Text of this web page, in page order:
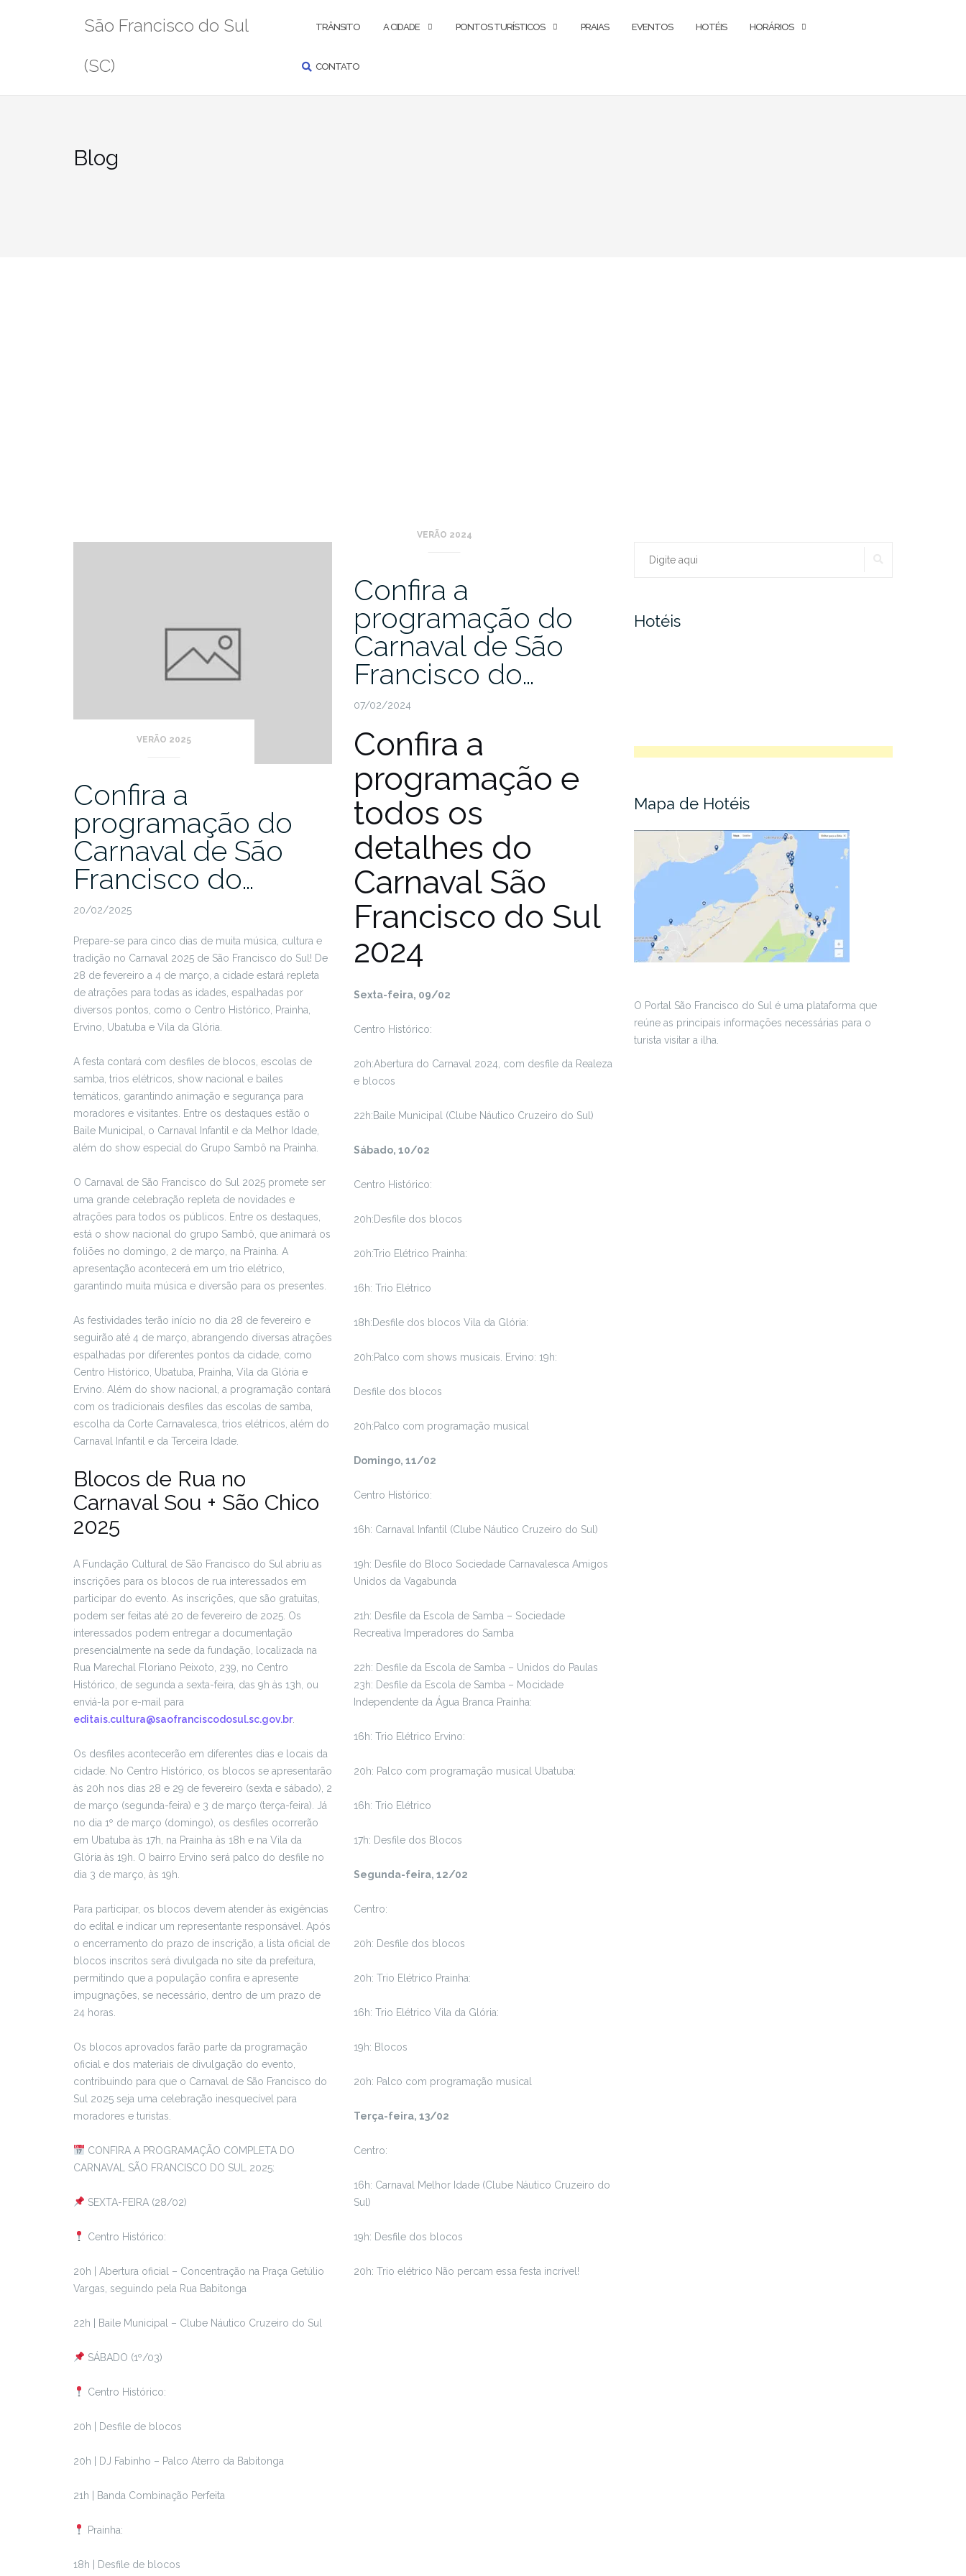
São Francisco do Sul
(SC)
TRÂNSITO A CIDADE PONTOS TURÍSTICOS PRAIAS EVENTOS HOTÉIS HORÁRIOS
CONTATO
Blog
VERÃO 2025
Confira a
programação do
Carnaval de São
Francisco do…
20/02/2025
Prepare-se para cinco dias de muita música, cultura e
tradição no Carnaval 2025 de São Francisco do Sul! De
28 de fevereiro a 4 de março, a cidade estará repleta
de atrações para todas as idades, espalhadas por
diversos pontos, como o Centro Histórico, Prainha,
Ervino, Ubatuba e Vila da Glória.
A festa contará com desfiles de blocos, escolas de
samba, trios elétricos, show nacional e bailes
temáticos, garantindo animação e segurança para
moradores e visitantes. Entre os destaques estão o
Baile Municipal, o Carnaval Infantil e da Melhor Idade,
além do show especial do Grupo Sambô na Prainha.
O Carnaval de São Francisco do Sul 2025 promete ser
uma grande celebração repleta de novidades e
atrações para todos os públicos. Entre os destaques,
está o show nacional do grupo Sambô, que animará os
foliões no domingo, 2 de março, na Prainha. A
apresentação acontecerá em um trio elétrico,
garantindo muita música e diversão para os presentes.
As festividades terão início no dia 28 de fevereiro e
seguirão até 4 de março, abrangendo diversas atrações
espalhadas por diferentes pontos da cidade, como
Centro Histórico, Ubatuba, Prainha, Vila da Glória e
Ervino. Além do show nacional, a programação contará
com os tradicionais desfiles das escolas de samba,
escolha da Corte Carnavalesca, trios elétricos, além do
Carnaval Infantil e da Terceira Idade.
Blocos de Rua no
Carnaval Sou + São Chico
2025
A Fundação Cultural de São Francisco do Sul abriu as
inscrições para os blocos de rua interessados em
participar do evento. As inscrições, que são gratuitas,
podem ser feitas até 20 de fevereiro de 2025. Os
interessados podem entregar a documentação
presencialmente na sede da fundação, localizada na
Rua Marechal Floriano Peixoto, 239, no Centro
Histórico, de segunda a sexta-feira, das 9h às 13h, ou
enviá-la por e-mail para
editais.cultura@saofranciscodosul.sc.gov.br.
Os desfiles acontecerão em diferentes dias e locais da
cidade. No Centro Histórico, os blocos se apresentarão
às 20h nos dias 28 e 29 de fevereiro (sexta e sábado), 2
de março (segunda-feira) e 3 de março (terça-feira). Já
no dia 1º de março (domingo), os desfiles ocorrerão
em Ubatuba às 17h, na Prainha às 18h e na Vila da
Glória às 19h. O bairro Ervino será palco do desfile no
dia 3 de março, às 19h.
Para participar, os blocos devem atender às exigências
do edital e indicar um representante responsável. Após
o encerramento do prazo de inscrição, a lista oficial de
blocos inscritos será divulgada no site da prefeitura,
permitindo que a população confira e apresente
impugnações, se necessário, dentro de um prazo de
24 horas.
Os blocos aprovados farão parte da programação
oficial e dos materiais de divulgação do evento,
contribuindo para que o Carnaval de São Francisco do
Sul 2025 seja uma celebração inesquecível para
moradores e turistas.
CONFIRA A PROGRAMAÇÃO COMPLETA DO
CARNAVAL SÃO FRANCISCO DO SUL 2025:
SEXTA-FEIRA (28/02)
Centro Histórico:
20h | Abertura oficial – Concentração na Praça Getúlio
Vargas, seguindo pela Rua Babitonga
22h | Baile Municipal – Clube Náutico Cruzeiro do Sul
SÁBADO (1º/03)
Centro Histórico:
20h | Desfile de blocos
20h | DJ Fabinho – Palco Aterro da Babitonga
21h | Banda Combinação Perfeita
Prainha:
18h | Desfile de blocos
VERÃO 2024
Confira a
programação do
Carnaval de São
Francisco do…
07/02/2024
Confira a
programação e
todos os
detalhes do
Carnaval São
Francisco do Sul
2024
Sexta-feira, 09/02
Centro Histórico:
20h:Abertura do Carnaval 2024, com desfile da Realeza
e blocos
22h:Baile Municipal (Clube Náutico Cruzeiro do Sul)
Sábado, 10/02
Centro Histórico:
20h:Desfile dos blocos
20h:Trio Elétrico Prainha:
16h: Trio Elétrico
18h:Desfile dos blocos Vila da Glória:
20h:Palco com shows musicais. Ervino: 19h:
Desfile dos blocos
20h:Palco com programação musical
Domingo, 11/02
Centro Histórico:
16h: Carnaval Infantil (Clube Náutico Cruzeiro do Sul)
19h: Desfile do Bloco Sociedade Carnavalesca Amigos
Unidos da Vagabunda
21h: Desfile da Escola de Samba – Sociedade
Recreativa Imperadores do Samba
22h: Desfile da Escola de Samba – Unidos do Paulas
23h: Desfile da Escola de Samba – Mocidade
Independente da Água Branca Prainha:
16h: Trio Elétrico Ervino:
20h: Palco com programação musical Ubatuba:
16h: Trio Elétrico
17h: Desfile dos Blocos
Segunda-feira, 12/02
Centro:
20h: Desfile dos blocos
20h: Trio Elétrico Prainha:
16h: Trio Elétrico Vila da Glória:
19h: Blocos
20h: Palco com programação musical
Terça-feira, 13/02
Centro:
16h: Carnaval Melhor Idade (Clube Náutico Cruzeiro do
Sul)
19h: Desfile dos blocos
20h: Trio elétrico Não percam essa festa incrível!
Procurar:
Hotéis
Mapa de Hotéis
O Portal São Francisco do Sul é uma plataforma que
reúne as principais informações necessárias para o
turista visitar a ilha.